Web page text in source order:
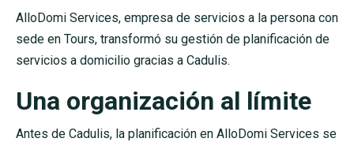
AlloDomi Services, empresa de servicios a la persona con
sede en Tours, transformó su gestión de planificación de
servicios a domicilio gracias a Cadulis.
Una organización al límite
Antes de Cadulis, la planificación en AlloDomi Services se